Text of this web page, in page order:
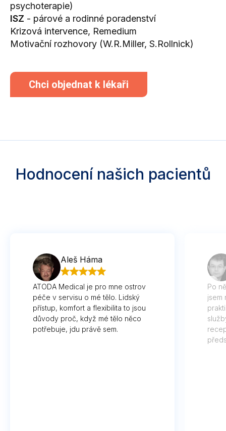
psychoterapie)
ISZ - párové a rodinné poradenství
Krizová intervence, Remedium
Motivační rozhovory (W.R.Miller, S.Rollnick)
Chci objednat k lékaři
Hodnocení našich pacientů
Aleš Háma
ATODA Medical je pro mne ostrov
péče v servisu o mé tělo. Lidský
přístup, komfort a flexibilita to jsou
důvody proč, když mé tělo něco
potřebuje, jdu právě sem.
Po
jsem